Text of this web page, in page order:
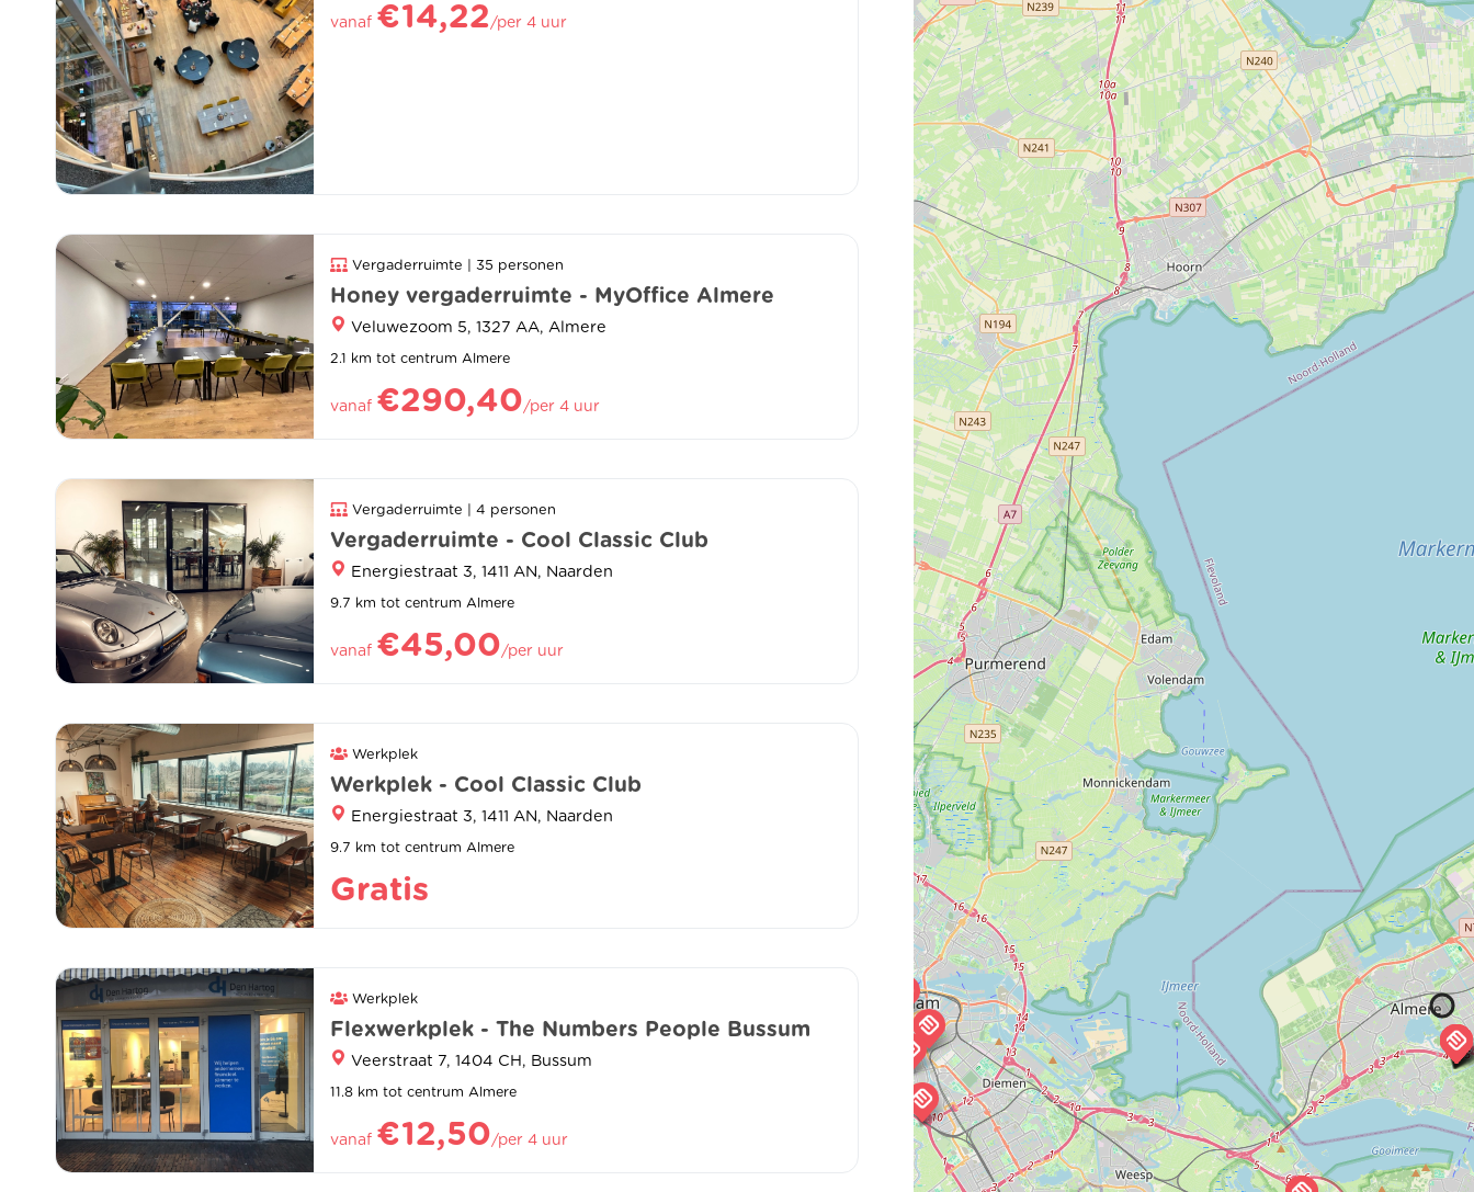
vanaf €14,22 /per 4 uur
Vergaderruimte | 35 personen
Honey vergaderruimte - MyOffice Almere
Veluwezoom 5, 1327 AA, Almere
2.1 km tot centrum Almere
vanaf €290,40/per 4 uur
Vergaderruimte | 4 personen
Vergaderruimte - Cool Classic Club
Energiestraat 3, 1411 AN, Naarden
9.7 km tot centrum Almere
vanaf €45,00/per uur
Werkplek
Werkplek - Cool Classic Club
Energiestraat 3, 1411 AN, Naarden
9.7 km tot centrum Almere
Gratis
Werkplek
Flexwerkplek - The Numbers People Bussum
Veerstraat 7, 1404 CH, Bussum
11.8 km tot centrum Almere
vanaf €12,50/per 4 uur